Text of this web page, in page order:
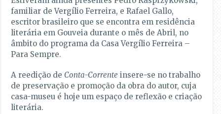
familiar de Vergílio Ferreira, e Rafael Gallo,
escritor brasileiro que se encontra em residência
literária em Gouveia durante o mês de Abril, no
âmbito do programa da Casa Vergílio Ferreira –
Para Sempre.
A reedição de Conta-Corrente insere-se no trabalho
de preservação e promoção da obra do autor, cuja
casa-museu é hoje um espaço de reflexão e criação
literária.